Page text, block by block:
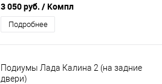
3 050 руб. / Компл
Подробнее
Подиумы Лада Калина 2 (на задние
двери)